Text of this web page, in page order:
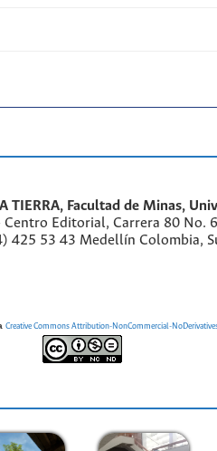
TIERRA, Facultad de Minas,
Centro Editorial, Carrera 80 No.
425 53 43 Medellín Colombia,
Creative Commons Attribution-NonCommercial-